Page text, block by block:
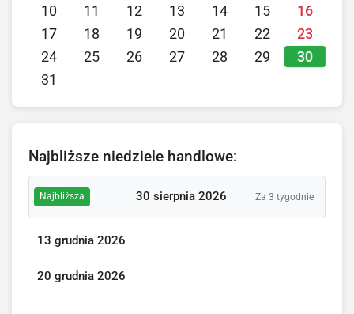
10
11 12 13 14 15
16
17
18 19 20 21 22
23
24
25 26 27 28 29 30
31
Najbliższe niedziele handlowe:
Najbliższa 30 sierpnia 2026 Za 3 tygodnie
13 grudnia 2026
20 grudnia 2026